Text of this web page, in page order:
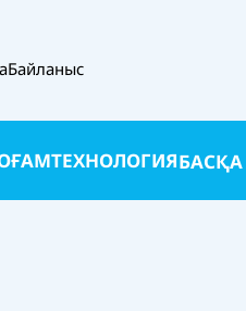
Байланыс
ТЕХНОЛОГИЯБАСҚА